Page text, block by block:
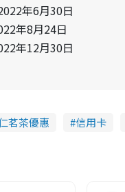
年6月30日
年8月24日
年12月30日
茗茶優惠 信用卡